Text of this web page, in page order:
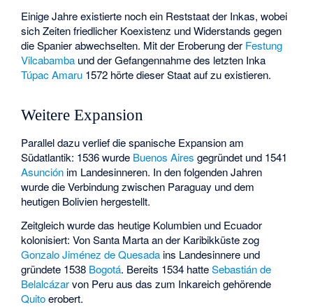
Einige Jahre existierte noch ein Reststaat der Inkas, wobei
sich Zeiten friedlicher Koexistenz und Widerstands gegen
die Spanier abwechselten. Mit der Eroberung der Festung
Vilcabamba und der Gefangennahme des letzten Inka
Túpac Amaru 1572 hörte dieser Staat auf zu existieren.
Weitere Expansion
Parallel dazu verlief die spanische Expansion am
Südatlantik: 1536 wurde Buenos Aires gegründet und 1541
Asunción im Landesinneren. In den folgenden Jahren
wurde die Verbindung zwischen Paraguay und dem
heutigen Bolivien hergestellt.
Zeitgleich wurde das heutige Kolumbien und Ecuador
kolonisiert: Von Santa Marta an der Karibikküste zog
Gonzalo Jiménez de Quesada ins Landesinnere und
gründete 1538 Bogotá. Bereits 1534 hatteSebastián de
Belalcázarvon Peru aus das zum Inkareich gehörende
Quitoerobert.